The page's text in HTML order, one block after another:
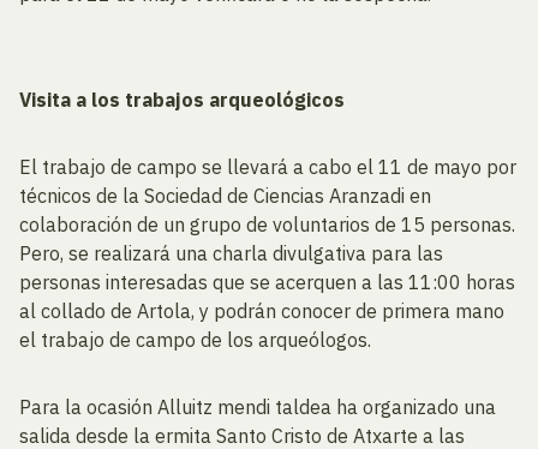
Visita a los trabajos arqueológicos
El trabajo de campo se llevará a cabo el 11 de mayo por
técnicos de la Sociedad de Ciencias Aranzadi en
colaboración de un grupo de voluntarios de 15 personas.
Pero, se realizará una charla divulgativa para las
personas interesadas que se acerquen a las 11:00 horas
al collado de Artola, y podrán conocer de primera mano
el trabajo de campo de los arqueólogos.
Para la ocasión Alluitz mendi taldea ha organizado una
salida desde la ermita Santo Cristo de Atxarte a las